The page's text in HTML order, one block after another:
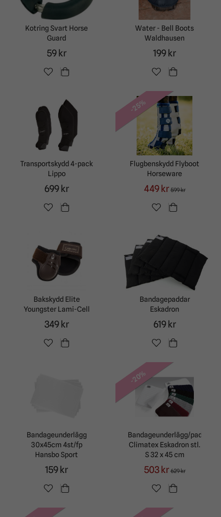
Kotring Svart Horse
Guard
59 kr
Water - Bell Boots
Waldhausen
199 kr
Transportskydd 4-pack
Lippo
699 kr
-25%
Flugbenskydd Flyboot
Horseware
449 kr 599 kr
Bakskydd Elite
Youngster Lami-Cell
349 kr
Bandagepaddar
Eskadron
619 kr
Bandageunderlägg
30x45cm 4st/fp
Hansbo Sport
159 kr
-20%
Bandageunderlägg/paddar
Climatex Eskadron stl.
S 32 x 45 cm
503 kr 629 kr